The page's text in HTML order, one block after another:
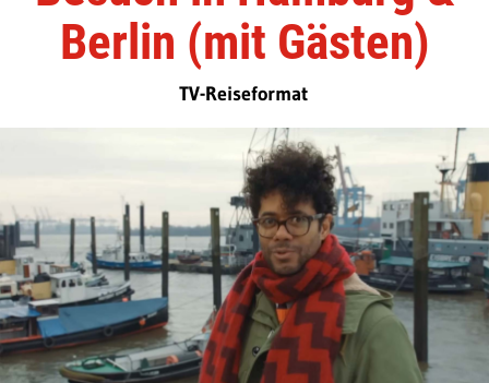
Berlin (mit Gästen)
TV-Reiseformat